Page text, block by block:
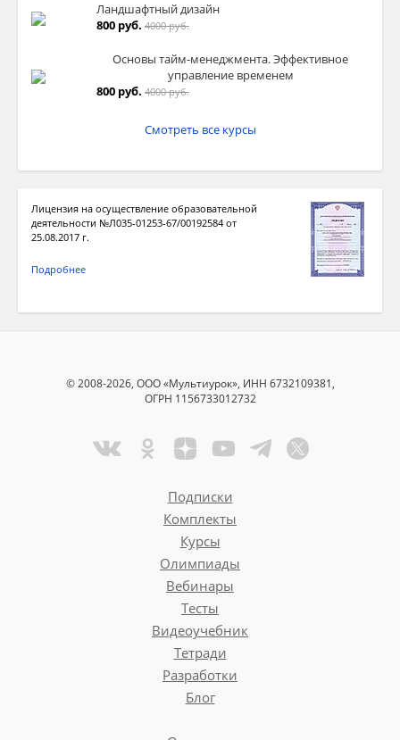
Ландшафтный дизайн
800 руб. 4000 руб.
Основы тайм-менеджмента. Эффективное
управление временем
800 руб. 4000 руб.
Смотреть все курсы
Лицензия на осуществление образовательной
деятельности №Л035-01253-67/00192584 от
25.08.2017 г.
Подробнее
© 2008-2026, ООО «Мультиурок», ИНН 6732109381,
ОГРН 1156733012732
Подписки
Комплекты
Курсы
Олимпиады
Вебинары
Тесты
Видеоучебник
Тетради
Разработки
Блог